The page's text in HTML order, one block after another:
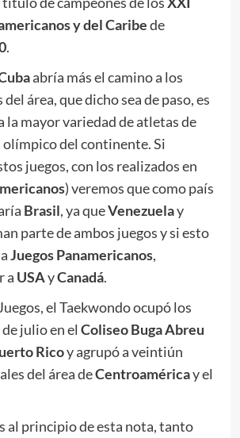
y del Caribede
.
abría más el camino a los
área, que dicho sea de paso, es
la mayor variedad de atletas de
del continente. Si
juegos, con los realizados en
) veremos que como país
Brasil, ya queVenezuelay
parte de ambos juegos y si esto
Juegos Panamericanos,
a USAyCanadá.
el Taekwondo ocupó los
julio en el Coliseo Buga Abreu
Ricoy agrupó a veintiún
del área deCentroaméricay el
al principio de esta nota, tanto